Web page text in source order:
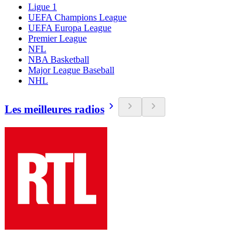
Ligue 1
UEFA Champions League
UEFA Europa League
Premier League
NFL
NBA Basketball
Major League Baseball
NHL
Les meilleures radios